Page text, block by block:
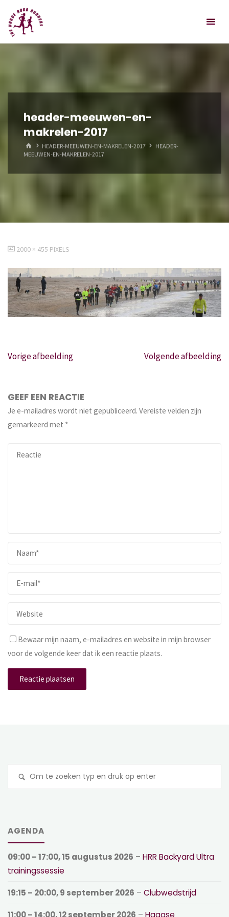
Spring
naar
inhoud
header-meeuwen-en-
makrelen-2017
HOMEHEADER-MEEUWEN-EN-MAKRELEN-2017
HEADER-
MEEUWEN-EN-MAKRELEN-2017
VOLLEDIGE
2000 × 455 PIXELS
Vorige afbeelding Volgende afbeelding
GEEF EEN REACTIE
Je e-mailadres wordt niet gepubliceerd. Vereiste velden zijn
gemarkeerd met *
Bewaar mijn naam, e-mailadres en website in mijn browser
voor de volgende keer dat ik een reactie plaats.
AGENDA
09:00– 17:00,15 augustus 2026 –HRR Backyard Ultra
trainingssessie
19:15 – 20:00,9 september 2026 –Clubwedstrijd
11:00– 14:00,12 september 2026 –Haagse